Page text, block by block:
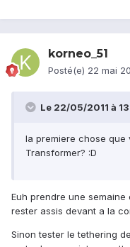
korneo_51
Posté(e) 22 mai
Le 22/05/2011 à
la premiere chose que
Transformer? :D
Euh prendre une
rester assis devant a la
Sinon tester le tethering